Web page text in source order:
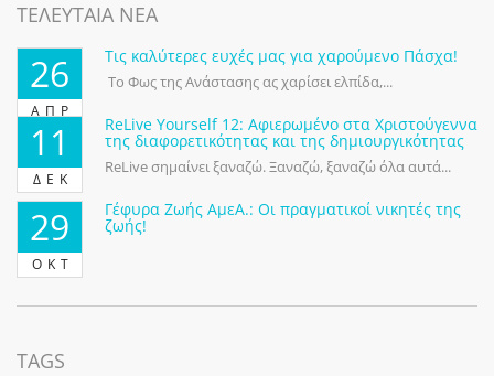
ΤΕΛΕΥΤΑΙΑ ΝΕΑ
26
ΑΠΡ
Τις καλύτερες ευχές μας για χαρούμενο Πάσχα!
Το Φως της Ανάστασης ας χαρίσει ελπίδα,...
11
ΔΕΚ
ReLive Yourself 12: Αφιερωμένο στα Χριστούγεννα
της διαφορετικότητας και της δημιουργικότητας
ReLive σημαίνει ξαναζώ. Ξαναζώ, ξαναζώ όλα αυτά...
29
ΟΚΤ
Γέφυρα Ζωής ΑμεΑ.: Οι πραγματικοί νικητές της
ζωής!
TAGS